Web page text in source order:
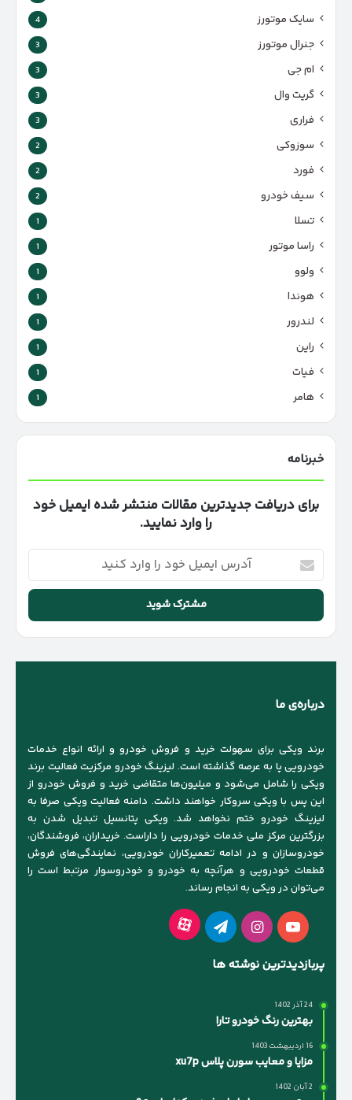
سایک موتورز 4
جنرال موتورز 3
ام جی 3
گریت وال 3
فراری 3
سوزوکی 2
فورد 2
سیف خودرو 2
تسلا 1
راسا موتور 1
ولوو 1
هوندا 1
لندرور 1
راین 1
فیات 1
هامر 1
خبرنامه
برای دریافت جدیدترین مقالات منتشر شده ایمیل خود
را وارد نمایید.
آدرس
ایمیل
خود
وارد
کنید
درباره‌ی ما
برند ویکی برای سهولت خرید و فروش خودرو و ارائه انواع خدمات
خودرویی پا به عرصه گذاشته است. لیزینگ خودرو مرکزیت فعالیت برند
ویکی را شامل می‌شود و میلیون‌ها متقاضی خرید و فروش خودرو از
این پس با ویکی سروکار خواهند داشت. دامنه فعالیت ویکی صرفا به
لیزینگ خودرو ختم نخواهد شد. ویکی پتانسیل تبدیل شدن به
بزرگترین مرکز ملی خدمات خودرویی را داراست. خریداران، فروشندگان،
خودروسازان و در ادامه تعمیرکاران خودرویی، نمایندگی‌های فروش
قطعات خودرویی و هرآنچه به خودرو و خودروسوار مرتبط است را
می‌توان در ویکی به انجام رساند.
یوتیوباینستاگرام
تلگرام آپارات
پربازدیدترین نوشته ها
24 آذر 1402
بهترین رنگ خودرو تارا
16 اردیبهشت 1403
مزایا و معایب سورن پلاس xu7p
2 آبان 1402